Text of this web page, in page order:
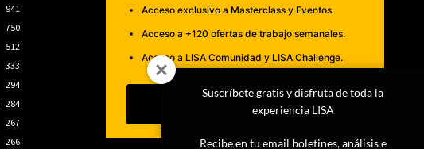
941
750
512
333
294
284
267
266
Acceso exclusivo a Masterclass y Eventos.
Acceso a +120 ofertas de trabajo semanales.
Acceso a LISA Comunidad y LISA Challenge.
Suscribirme
Suscríbete gratis y disfruta de toda la
experiencia LISA
Recibe en tu email boletines, análisis e